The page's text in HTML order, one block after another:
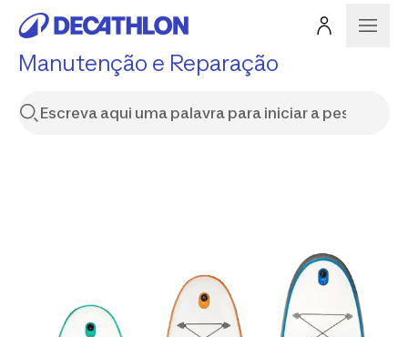
Manutenção e Reparação